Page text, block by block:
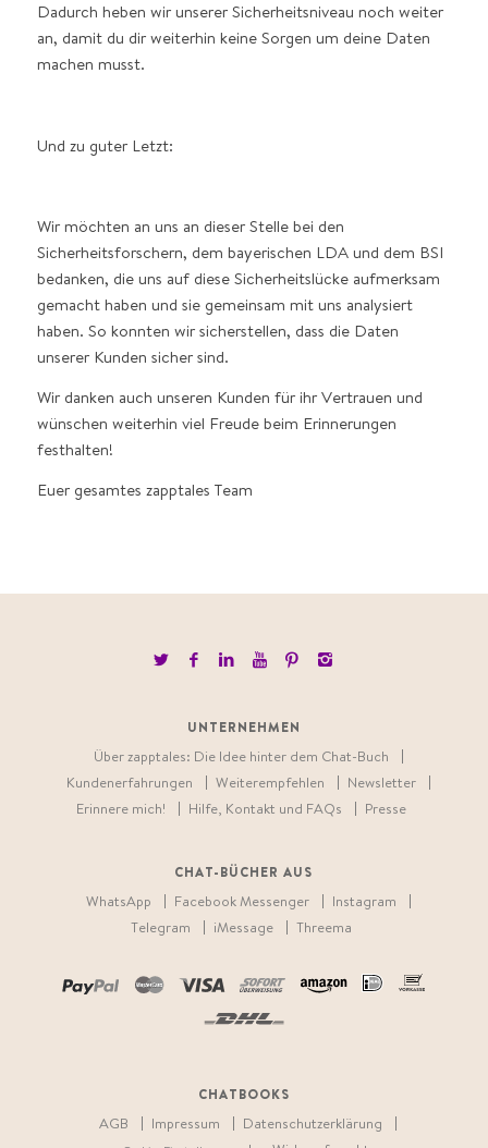
Dadurch heben wir unserer Sicherheitsniveau noch weiter
an, damit du dir weiterhin keine Sorgen um deine Daten
machen musst.
Und zu guter Letzt:
Wir möchten an uns an dieser Stelle bei den
Sicherheitsforschern, dem bayerischen LDA und dem BSI
bedanken, die uns auf diese Sicherheitslücke aufmerksam
gemacht haben und sie gemeinsam mit uns analysiert
haben. So konnten wir sicherstellen, dass die Daten
unserer Kunden sicher sind.
Wir danken auch unseren Kunden für ihr Vertrauen und
wünschen weiterhin viel Freude beim Erinnerungen
festhalten!
Euer gesamtes zapptales Team
UNTERNEHMEN
Über zapptales: Die Idee hinter dem Chat-Buch
Kundenerfahrungen
Weiterempfehlen
Newsletter
Erinnere mich!
Hilfe, Kontakt und FAQs Presse
CHAT-BÜCHER AUS
WhatsApp Facebook Messenger
Instagram
Telegram
iMessage Threema
CHATBOOKS
AGB Impressum Datenschutzerklärung